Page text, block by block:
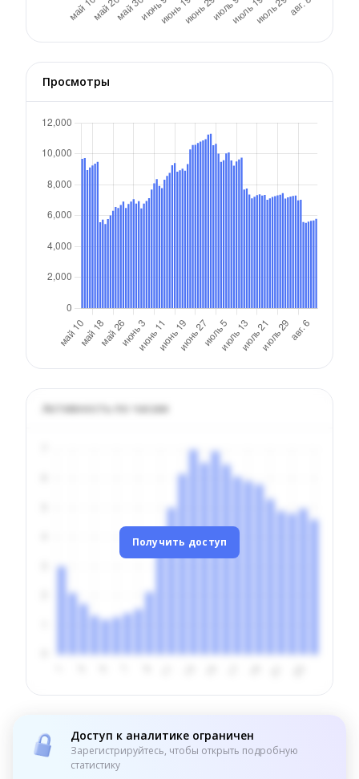
Просмотры
Активность по часам
Получить доступ
Доступ к аналитике ограничен
Зарегистрируйтесь, чтобы открыть подробную
статистику